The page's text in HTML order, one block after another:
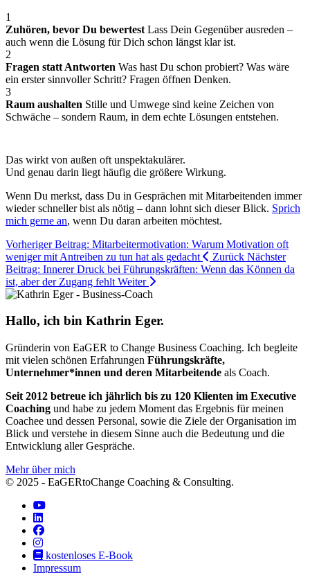
1
Zuhören, bevor Du bewertest Lass Dein Gegenüber ausreden –
auch wenn die Lösung für Dich schon längst klar ist.
2
Fragen statt Antworten Was hast Du schon probiert? Was wäre
ein erster sinnvoller Schritt? Fragen öffnen Denken.
3
Raum aushalten Stille und Umwege sind keine Zeichen von
Schwäche – sondern Raum, in dem echte Lösungen entstehen.
Das wirkt von außen oft unspektakulärer.
Und genau darin liegt häufig die größere Wirkung.
Wenn Du merkst, dass Du in Gesprächen mit Mitarbeitenden immer
wieder schneller bist als nötig – dann lohnt sich dieser Blick. Sprich
mich gerne an, wenn Du daran arbeiten möchtest.
Vorheriger Beitrag: Mitarbeitermotivation: Warum Motivation oft
weniger mit Antreiben zu tun hat als gedacht
Zurück Nächster
Beitrag: Innerer Druck bei Führungskräften: Wenn das Können da
ist, aber der Zugang fehlt Weiter
Hallo, ich bin Kathrin Eger.
Gründerin von EaGER to Change Business Coaching. Ich begleite
mit vielen schönen Erfahrungen Führungskräfte,
Unternehmer*innen und deren Mitarbeitende als Coach.
Seit 2012 betreue ich jährlich bis zu 120 Klienten im Executive
Coaching und habe zu jedem Moment das Ergebnis für meinen
Coachee und dessen Personal, sowie die Ziele der Organisation im
Blick und verstehe in diesem Sinne auch die Bedeutung und die
Entwicklung aller Gespräche.
Mehr über mich
© 2025 - EaGERtoChange Coaching & Consulting.
kostenloses E-Book
Impressum